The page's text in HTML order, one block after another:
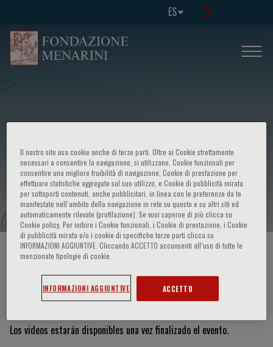
ES
XIX course Congenital and acquired
alterations of coagulation
HOME PAGE / CURSOS Y EVENTOS
Vídeos y diapositivas
Los videos estarán disponibles una vez finalizado el evento.
Il nostro sito usa cookie anche di terze parti. Oltre ai Cookie strettamente
necessari a consentire la navigazione, si utilizzano, Cookie funzionali per
consentire una migliore fruibilità di navigazione, Cookie di prestazione per
effettuare statistiche aggregate sul suo utilizzo, e Cookie di pubblicità mirata
per sottoporti contenuti, anche pubblicitari, in linea con le preferenze da te
manifestate nell‘ambito della navigazione in rete su questo e su altri siti ed
automaticamente rilevate (profilazione). Se vuoi saperne di più clicca su
Cookie policy. Per inibire i Cookie funzionali, i Cookie di prestazione, i Cookie
di pubblicità mirata e/o i cookie di specifiche terze parti clicca su
INFORMAZIONI AGGIUNTIVE. Cliccando ACCETTO acconsenti all’uso di tutte le
menzionate tipologie di cookie.
INFORMAZIONI AGGIUNTIVE ACCETTO